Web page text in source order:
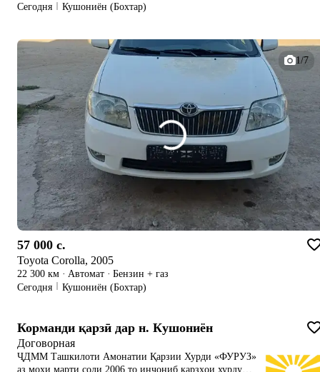
Сегодня
Кушониён (Бохтар)
1/7
57 000 c.
Toyota Corolla, 2005
22 300 км · Автомат · Бензин + газ
Сегодня
Кушониён (Бохтар)
Корманди қарзӣ дар н. Кушониён
Договорная
ҶДММ Ташкилоти Амонатии Қарзии Хурди «ФУРУЗ»
аз моҳи марти соли 2006 то инҷониб қарзҳои хурду